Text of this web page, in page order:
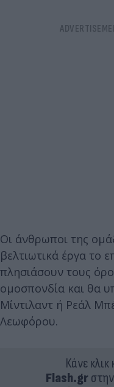
Οι άνθρωποι της
βελτιωτικά έργα το
πλησιάσουν τους
ομοσπονδία και θα
Μίντιλαντ ή Ρεάλ
Λεωφόρου.
Κάνε
Flash.gr